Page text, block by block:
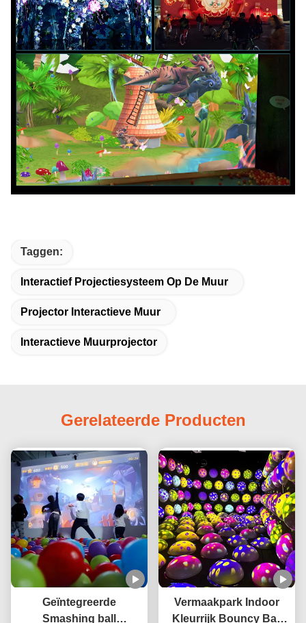
Taggen:
Interactief Projectiesysteem Op De Muur
Projector Interactieve Muur
Interactieve Muurprojector
Gerelateerde Producten
Geïntegreerde
Smashing ball
Vermaakpark Indoor
Kleurrijk Bouncy Ball